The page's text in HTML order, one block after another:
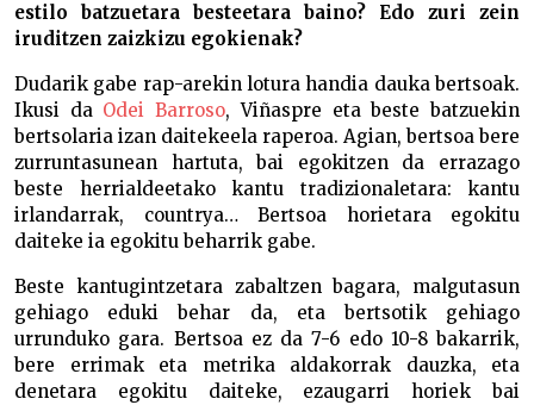
estilo batzuetara besteetara baino? Edo zuri zein
iruditzen zaizkizu egokienak?
Dudarik gabe rap-arekin lotura handia dauka bertsoak.
Ikusi da Odei Barroso, Viñaspre eta beste batzuekin
bertsolaria izan daitekeela raperoa. Agian, bertsoa bere
zurruntasunean hartuta, bai egokitzen da errazago
beste herrialdeetako kantu tradizionaletara: kantu
irlandarrak, countrya… Bertsoa horietara egokitu
daiteke ia egokitu beharrik gabe.
Beste kantugintzetara zabaltzen bagara, malgutasun
gehiago eduki behar da, eta bertsotik gehiago
urrunduko gara. Bertsoa ez da 7-6 edo 10-8 bakarrik,
bere errimak eta metrika aldakorrak dauzka, eta
denetara egokitu daiteke, ezaugarri horiek bai